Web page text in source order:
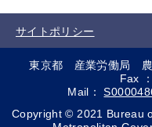
サイトポリシー
東京都 産業労働局
Fax
Mail：
Copyright © 2021 Bureau